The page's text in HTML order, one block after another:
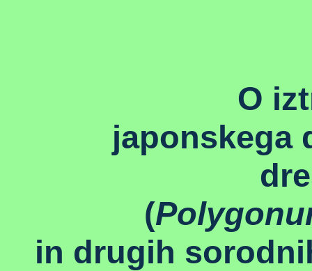
O
japonskega
(
in drugih